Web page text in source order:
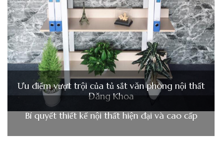
Ưu điểm vượt trội của tủ sắt văn phòng nội thất
Đăng Khoa
Bí quyết thiết kế nội thất hiện đại và cao cấp